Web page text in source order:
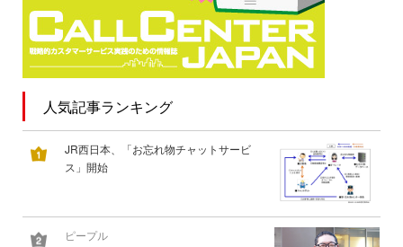
人気記事ランキング
JR西日本、「お忘れ物チャットサービ
ス」開始
ピープル